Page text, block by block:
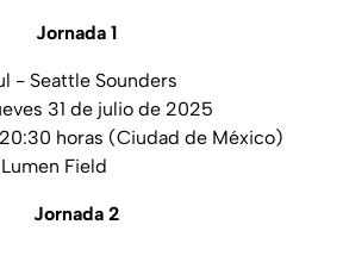
Jornada 1
- Seattle Sounders
31 de julio de 2025
horas (Ciudad de México)
Field
Jornada 2